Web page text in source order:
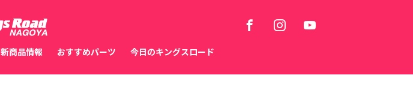
新商品情報 おすすめパーツ 今日のキングスロード